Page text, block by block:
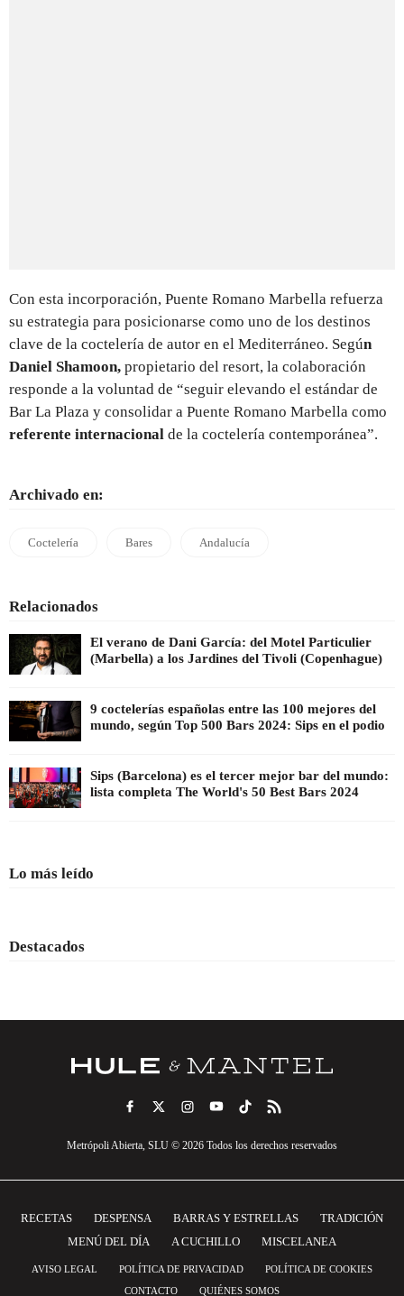
Con esta incorporación, Puente Romano Marbella refuerza
su estrategia para posicionarse como uno de los destinos
clave de la coctelería de autor en el Mediterráneo. Según
Daniel Shamoon, propietario del resort, la colaboración
responde a la voluntad de “seguir elevando el estándar de
Bar La Plaza y consolidar a Puente Romano Marbella como
referente internacional de la coctelería contemporánea”.
Archivado en:
Coctelería Bares Andalucía
Relacionados
El verano de Dani García: del Motel Particulier
(Marbella) a los Jardines del Tivoli (Copenhague)
9 coctelerías españolas entre las 100 mejores del
mundo, según Top 500 Bars 2024: Sips en el podio
Sips (Barcelona) es el tercer mejor bar del mundo:
lista completa The World's 50 Best Bars 2024
Lo más leído
Destacados
Metrópoli Abierta, SLU © 2026 Todos los derechos reservados
RECETAS DESPENSA BARRAS Y ESTRELLAS
TRADICIÓN
MENÚ DEL DÍA
A CUCHILLO MISCELANEA
AVISO LEGAL POLÍTICA DE PRIVACIDAD
POLÍTICA DE COOKIES
CONTACTO
QUIÉNES SOMOS